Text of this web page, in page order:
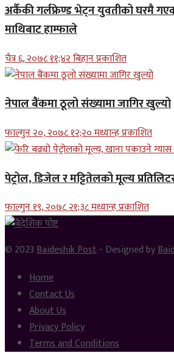
अर्कैकी गर्लफ्रेण्ड भेट्न युवतीको घरमै
माथिबाट हाम्फाले
चैत्र ६, २०७८ ११;४२ बिहान प्रकाशित
नेपाल बैंकमा ठूलो संख्यामा जागिर खुल्यो
फाल्गुन २०, २०७८ १२;२० मध्यान्ह प्रकाशित
पेट्रोल, डिजेल र मट्टितेलको मूल्य
फाल्गुन १९, २०७८ २१;३८ मध्यान्ह प्रकाशित
© 2023Baideshik Post- Designed by
Home
Contact Us
About Us
Privacy Policy
Terms and Conditions